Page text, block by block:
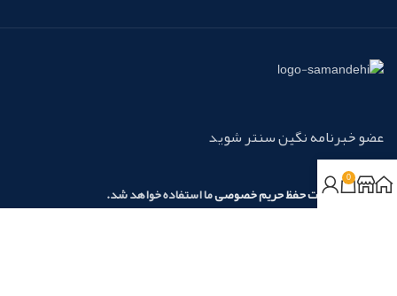
عضو خبرنامه نگین سنتر شوید
مطابق باسیاست حفظ حریم خصوصیما استفاده خواهد شد.
0